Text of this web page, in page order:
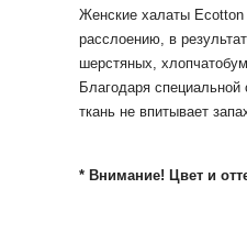
Женские халаты Ecotton
расслоению, в
шерстяных,
Благодаря специальной
ткань не впитывает
* Внимание! Цвет и